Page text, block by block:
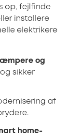
op, fejlfinde
installere
elektrikere
og
sikker
af
home-